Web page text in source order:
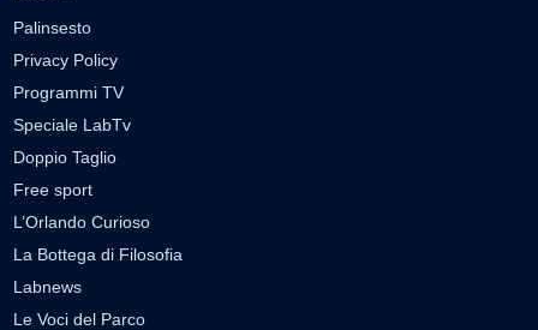
Palinsesto
Privacy Policy
Programmi TV
Speciale LabTv
Doppio Taglio
Free sport
L’Orlando Curioso
La Bottega di Filosofia
Labnews
Le Voci del Parco